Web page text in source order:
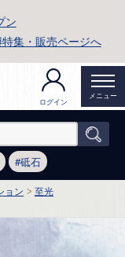
ン
集・販売ページへ
ログイン
メニュー
砥石
ョン
至光